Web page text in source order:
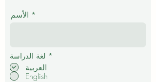
الأسم
لغة الدراسة *
العربية
English